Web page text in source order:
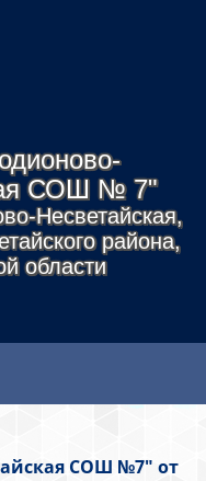
СОШ № 7"
Несветайская,
района,
области
СОШ №7" от